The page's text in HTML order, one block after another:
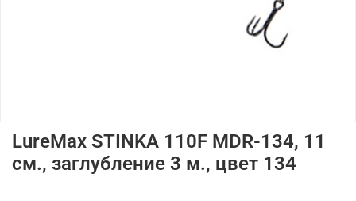
LureMax STINKA 110F MDR-134, 11
см., заглубление 3 м., цвет 134